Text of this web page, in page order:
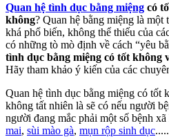
Quan hệ tình dục bằng miệng có
không? Quan hệ bằng miệng là
khá phổ biến, không thể thiếu của
có những tò mò định về cách “yêu
tình dục bằng miệng có tốt không
Hãy tham khảo ý kiến của các
Quan hệ tình dục bằng miệng có tốt
không tất nhiên là sẽ có nếu người
người đang mắc phải một số bệnh
mai, sùi mào gà, mụn rộp sinh dục